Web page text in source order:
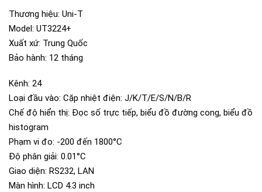
Thương hiệu: Uni-T
Model: UT3224+
Xuất xứ: Trung Quốc
Bảo hành: 12 tháng
Kênh: 24
Loại đầu vào: Cặp nhiệt điện: J/K/T/E/S/N/B/R
Chế độ hiển thị: Đọc số trực tiếp, biểu đồ đường cong, biểu đồ
histogram
Phạm vi đo: -200 đến 1800°C
Độ phân giải: 0.01°C
Giao diện: RS232, LAN
Màn hình: LCD 4.3 inch